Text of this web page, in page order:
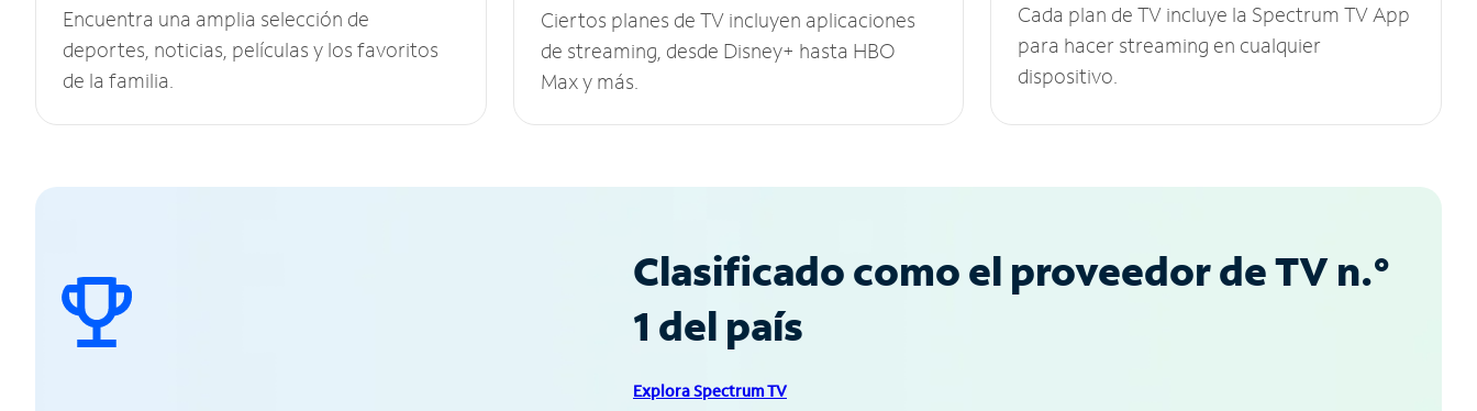
Encuentra una amplia selección de
deportes, noticias, películas y los favoritos
de la familia.
Ciertos planes de TV incluyen aplicaciones
de streaming, desde Disney+ hasta HBO
Max y más.
Cada plan de TV incluye la Spectrum TV App
para hacer streaming en cualquier
dispositivo.
Clasificado como el proveedor de TV n.°
1 del país
Explora Spectrum TV